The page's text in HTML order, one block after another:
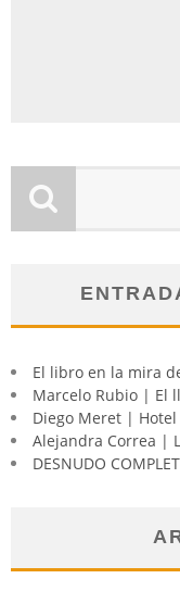
El libro en la mira
Marcelo Rubio | El
Diego Meret | Hotel
Alejandra Correa |
DESNUDO